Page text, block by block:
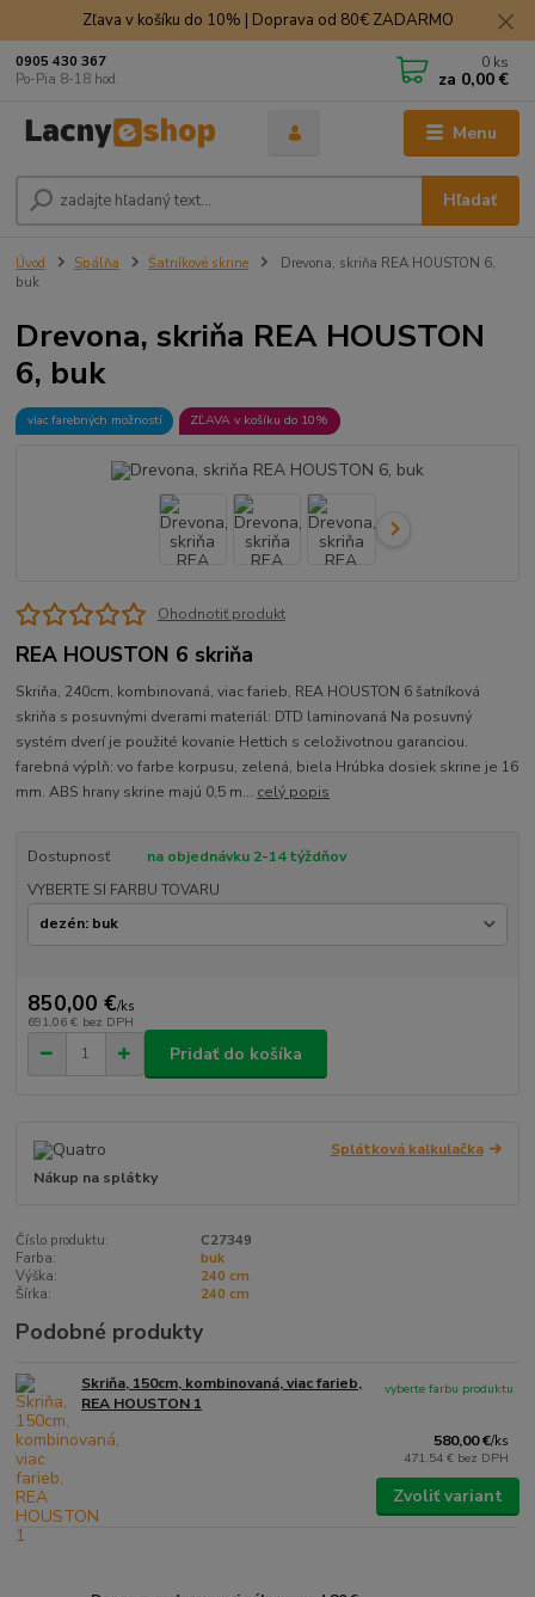
Zľava v košíku do 10% | Doprava od 80€ ZADARMO
Menu
Hľadať
0905 430 367
Po-Pia 8-18 hod.
0 ks
za 0,00 €
Úvod Spálňa Šatníkové skrine
Drevona, skriňa REA HOUSTON 6,
buk
Drevona, skriňa REA HOUSTON
6, buk
viac farebných možností ZĽAVA v košíku do 10%
Ohodnotiť produkt
REA HOUSTON 6 skriňa
Skriňa, 240cm, kombinovaná, viac farieb, REA HOUSTON 6 šatníková
skriňa s posuvnými dverami materiál: DTD laminovaná Na posuvný
systém dverí je použité kovanie Hettich s celoživotnou garanciou.
farebná výplň: vo farbe korpusu, zelená, biela Hrúbka dosiek skrine je 16
mm. ABS hrany skrine majú 0,5 m... celý popis
Dostupnosť
na objednávku 2-14 týždňov
VYBERTE SI FARBU TOVARU
850,00 €/ks
691,06 € bez DPH
Pridať do košíka
Splátková kalkulačka
Nákup na splátky
Číslo produktu:
C27349
Farba:
buk
Výška:
240 cm
Šírka:
240 cm
Podobné produkty
Skriňa, 150cm, kombinovaná, viac farieb,
REA HOUSTON 1
580,00 €/ks
471,54 € bez DPH
vyberte farbu produktu
Zvoliť variant